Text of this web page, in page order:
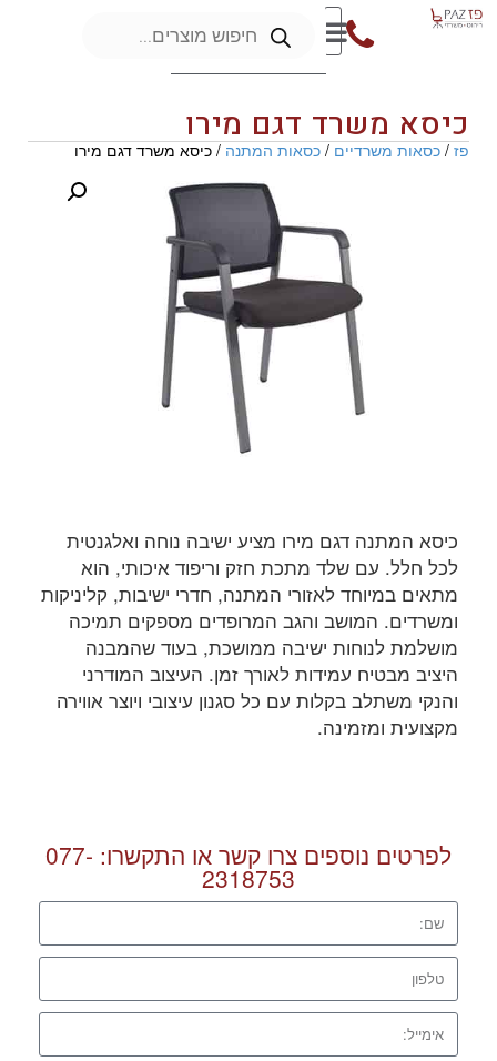
כיסא משרד דגם מירו
פז/כסאות משרדיים/כסאות המתנה/ כיסא משרד דגם מירו
כיסא המתנה דגם מירו מציע ישיבה נוחה ואלגנטית
לכל חלל. עם שלד מתכת חזק וריפוד איכותי, הוא
מתאים במיוחד לאזורי המתנה, חדרי ישיבות, קליניקות
ומשרדים. המושב והגב המרופדים מספקים תמיכה
מושלמת לנוחות ישיבה ממושכת, בעוד שהמבנה
היציב מבטיח עמידות לאורך זמן. העיצוב המודרני
והנקי משתלב בקלות עם כל סגנון עיצובי ויוצר אווירה
מקצועית ומזמינה.
לפרטים נוספים צרו קשר או התקשרו: 077-
2318753